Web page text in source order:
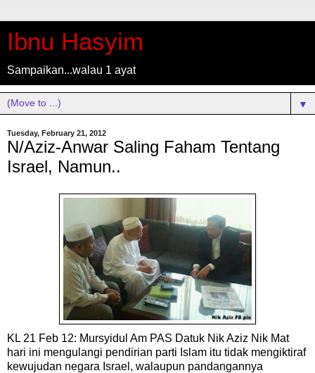
Ibnu Hasyim
Sampaikan...walau 1 ayat
▼
Tuesday, February 21, 2012
N/Aziz-Anwar Saling Faham Tentang
Israel, Namun..
KL 21 Feb 12: Mursyidul Am PAS Datuk Nik Aziz Nik Mat
hari ini mengulangi pendirian parti Islam itu tidak mengiktiraf
kewujudan negara Israel, walaupun pandangannya